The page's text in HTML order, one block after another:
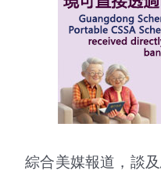
綜合美媒報道，談